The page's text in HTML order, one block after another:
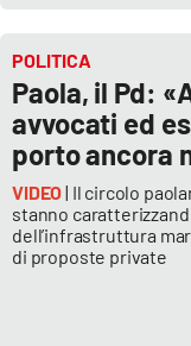
POLITICA
Paola, il Pd:
avvocati ed
porto ancora
VIDEO| Il circolo
stanno
dell’infrastruttura
di proposte private